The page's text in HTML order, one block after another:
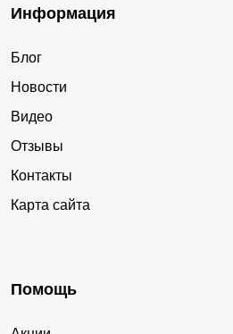
Информация
Блог
Новости
Видео
Отзывы
Контакты
Карта сайта
Помощь